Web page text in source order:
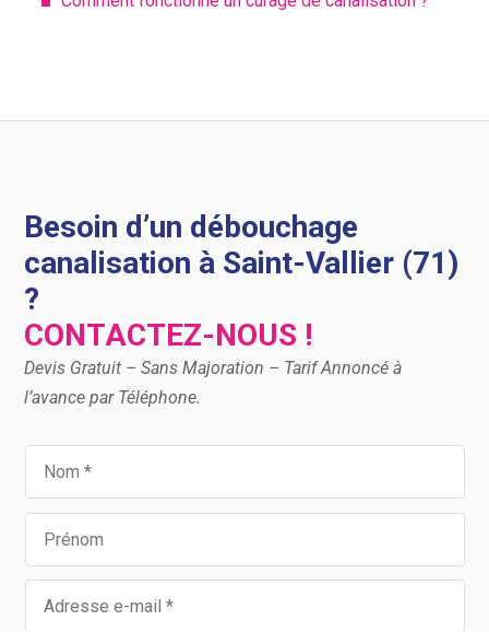
Besoin d’un débouchage
canalisation à Saint-Vallier (71)
?
CONTACTEZ-NOUS !
Devis Gratuit – Sans Majoration – Tarif Annoncé à
l’avance par Téléphone.